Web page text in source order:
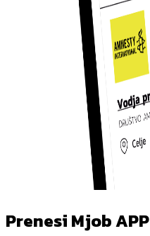
Prenesi Mjob APP